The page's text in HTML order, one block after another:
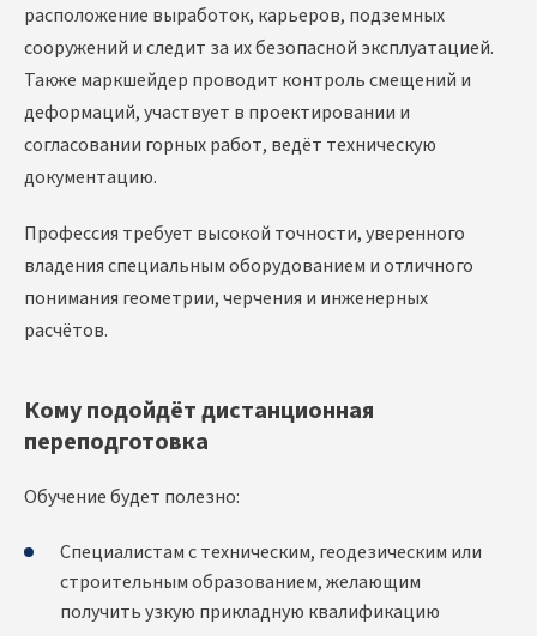
расположение выработок, карьеров, подземных
сооружений и следит за их безопасной эксплуатацией.
Также маркшейдер проводит контроль смещений и
деформаций, участвует в проектировании и
согласовании горных работ, ведёт техническую
документацию.
Профессия требует высокой точности, уверенного
владения специальным оборудованием и отличного
понимания геометрии, черчения и инженерных
расчётов.
Кому подойдёт дистанционная
переподготовка
Обучение будет полезно:
Специалистам с техническим, геодезическим или
строительным образованием, желающим
получить узкую прикладную квалификацию